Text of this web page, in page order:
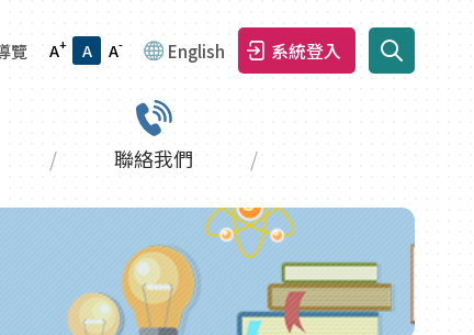
覽 A+ A A- English 系統登入
聯絡我們